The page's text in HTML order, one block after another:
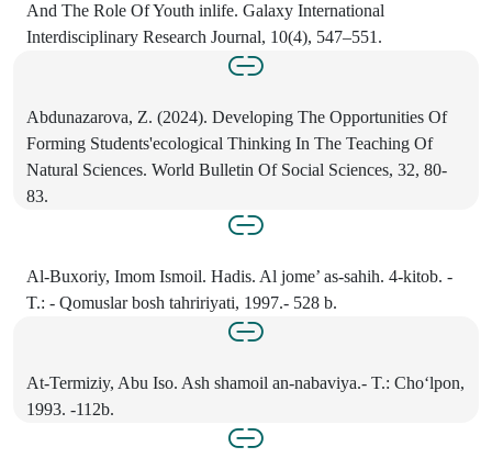
And The Role Of Youth inlife. Galaxy International
Interdisciplinary Research Journal, 10(4), 547–551.
Abdunazarova, Z. (2024). Developing The Opportunities Of
Forming Students'ecological Thinking In The Teaching Of
Natural Sciences. World Bulletin Of Social Sciences, 32, 80-
83.
Al-Buxoriy, Imom Ismoil. Hadis. Al jome’ as-sahih. 4-kitob. -
T.: - Qomuslar bosh tahririyati, 1997.- 528 b.
At-Termiziy, Abu Iso. Ash shamoil an-nabaviya.- T.: Cho‘lpon,
1993. -112b.